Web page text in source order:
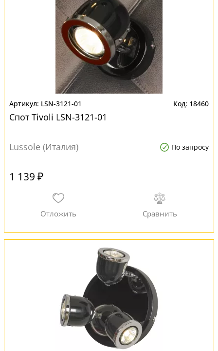
LSN-3121-01 18460
Спот Tivoli LSN-3121-01
Lussole (Италия) По запросу
1 139 ₽